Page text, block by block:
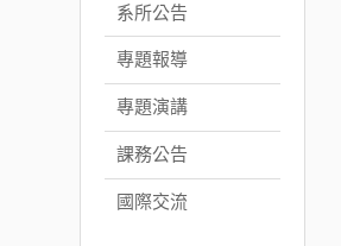
系所公告
專題報導
專題演講
課務公告
國際交流